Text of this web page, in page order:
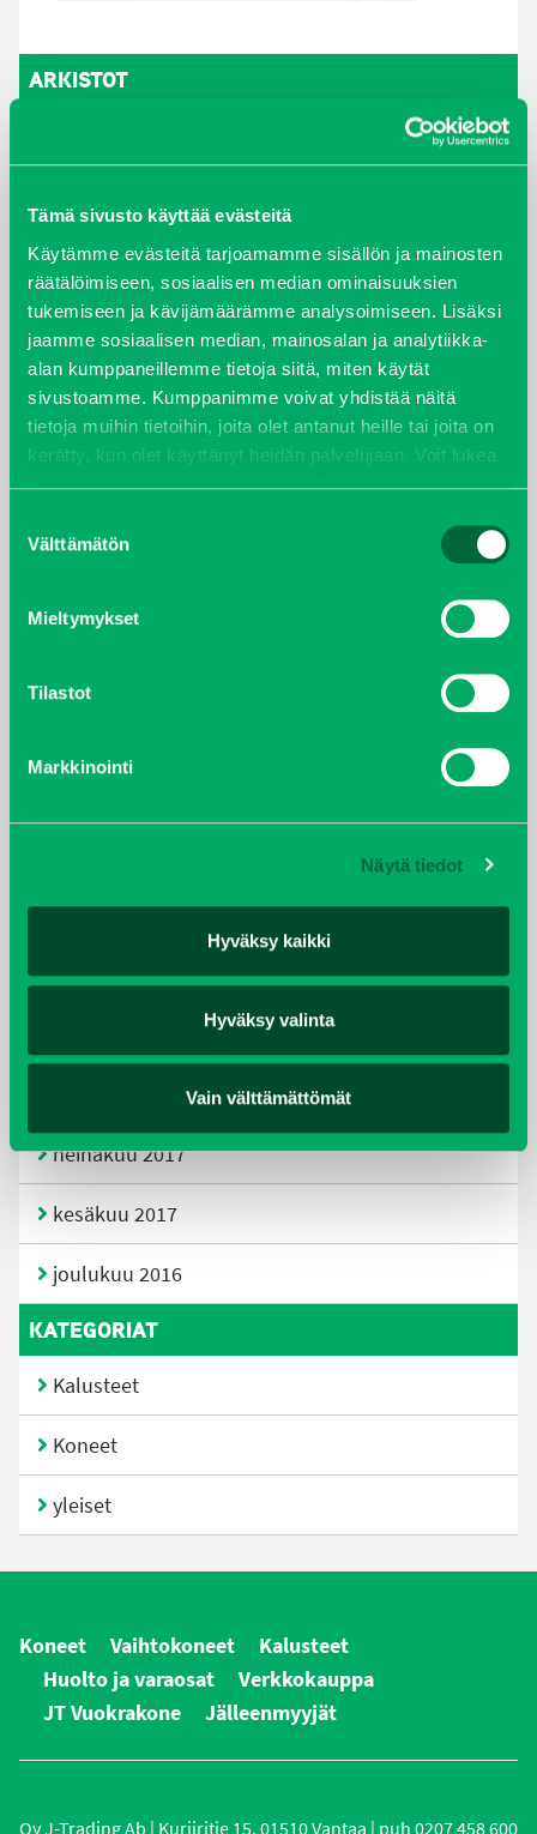
Tämä sivusto käyttää evästeitä
Käytämme evästeitä tarjoamamme sisällön ja mainosten
räätälöimiseen, sosiaalisen median ominaisuuksien
tukemiseen ja kävijämäärämme analysoimiseen. Lisäksi
jaamme sosiaalisen median, mainosalan ja analytiikka-
alan kumppaneillemme tietoja siitä, miten käytät
sivustoamme. Kumppanimme voivat yhdistää näitä
tietoja muihin tietoihin, joita olet antanut heille tai joita on
kerätty, kun olet käyttänyt heidän palvelujaan. Voit lukea
lisää evästeistä sekä muuttaa hyväksyntääsievästeet
valinta
Välttämätön
Mieltymykset
Tilastot
Markkinointi
Näytä tiedot
Hyväksy kaikki
Hyväksy valinta
Vain välttämättömät
ARKISTOT
syyskuu 2023
joulukuu 2022
huhtikuu 2022
helmikuu 2022
joulukuu 2021
lokakuu 2021
kesäkuu 2021
helmikuu 2019
elokuu 2018
heinäkuu 2017
kesäkuu 2017
joulukuu 2016
KATEGORIAT
Kalusteet
Koneet
yleiset
Koneet Vaihtokoneet
Kalusteet
Huolto ja varaosat
Verkkokauppa
JT Vuokrakone
Jälleenmyyjät
Oy J-Trading Ab | Kuriiritie 15, 01510 Vantaa | puh 0207 458 600